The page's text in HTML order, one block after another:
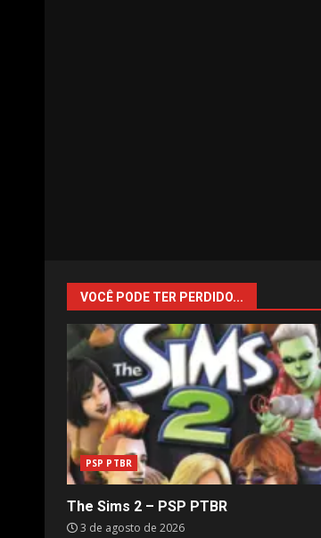
VOCÊ PODE TER PERDIDO...
PSP PTBR
The Sims 2 – PSP PTBR
3 de agosto de 2026